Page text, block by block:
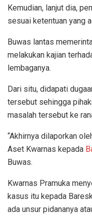
Kemudian, lanjut dia,
sesuai ketentuan yang
Buwas lantas
melakukan kajian
lembaganya.
Dari situ, didapati
tersebut sehingga
masalah tersebut ke
“Akhirnya dilaporkan
Aset Kwarnas kepada
Buwas.
Kwarnas Pramuka
kasus itu kepada
ada unsur pidananya